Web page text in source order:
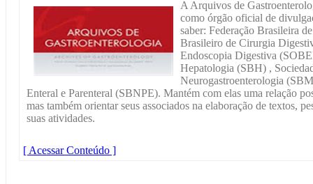
A Arquivos de
como órgão oficial de
saber: Federação Brasileira
Brasileiro de Cirurgia
Endoscopia Digestiva
Hepatologia (SBH) ,
Neurogastroenterologia
Enteral e Parenteral (SBNPE). Mantém com elas uma relação
mas também orientar seus associados na elaboração de textos,
suas atividades.
[ Acessar Conteúdo ]